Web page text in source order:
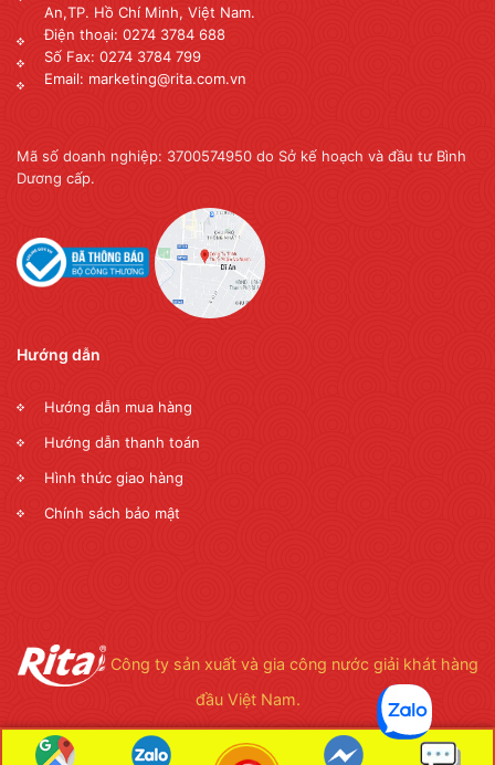
An,TP. Hồ Chí Minh, Việt Nam.
Điện thoại: 0274 3784 688
Số Fax: 0274 3784 799
Email: marketing@rita.com.vn
Mã số doanh nghiệp: 3700574950 do Sở kế hoạch và đầu tư Bình
Dương cấp.
Hướng dẫn
Hướng dẫn mua hàng
Hướng dẫn thanh toán
Hình thức giao hàng
Chính sách bảo mật
Công ty sản xuất và gia công nước giải khát hàng
đầu Việt Nam.